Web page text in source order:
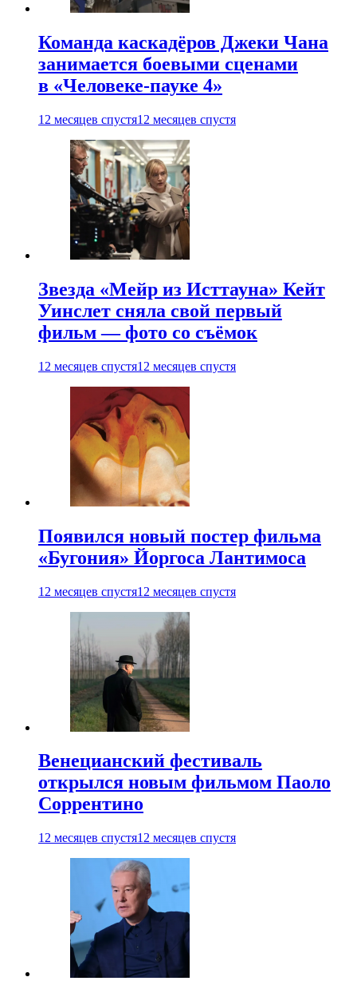
Команда каскадёров Джеки Чана
занимается боевыми сценами
в «Человеке-пауке 4»
12 месяцев спустя12 месяцев спустя
Звезда «Мейр из Исттауна» Кейт
Уинслет сняла свой первый
фильм — фото со съёмок
12 месяцев спустя12 месяцев спустя
Появился новый постер фильма
«Бугония» Йоргоса Лантимоса
12 месяцев спустя12 месяцев спустя
Венецианский фестиваль
открылся новым фильмом Паоло
Соррентино
12 месяцев спустя12 месяцев спустя